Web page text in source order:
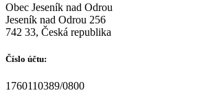
Obec Jeseník nad Odrou
Jeseník nad Odrou 256
742 33, Česká republika
Číslo účtu:
1760110389/0800